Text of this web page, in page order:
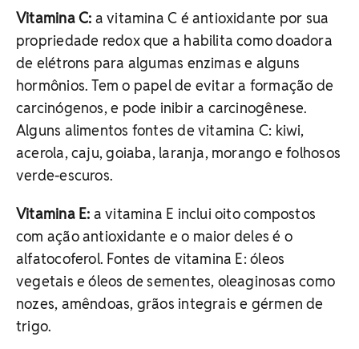
Vitamina C: a vitamina C é antioxidante por sua
propriedade redox que a habilita como doadora
de elétrons para algumas enzimas e alguns
hormônios. Tem o papel de evitar a formação de
carcinógenos, e pode inibir a carcinogênese.
Alguns alimentos fontes de vitamina C: kiwi,
acerola, caju, goiaba, laranja, morango e folhosos
verde-escuros.
Vitamina E: a vitamina E inclui oito compostos
com ação antioxidante e o maior deles é o
alfatocoferol. Fontes de vitamina E: óleos
vegetais e óleos de sementes, oleaginosas como
nozes, amêndoas, grãos integrais e gérmen de
trigo.